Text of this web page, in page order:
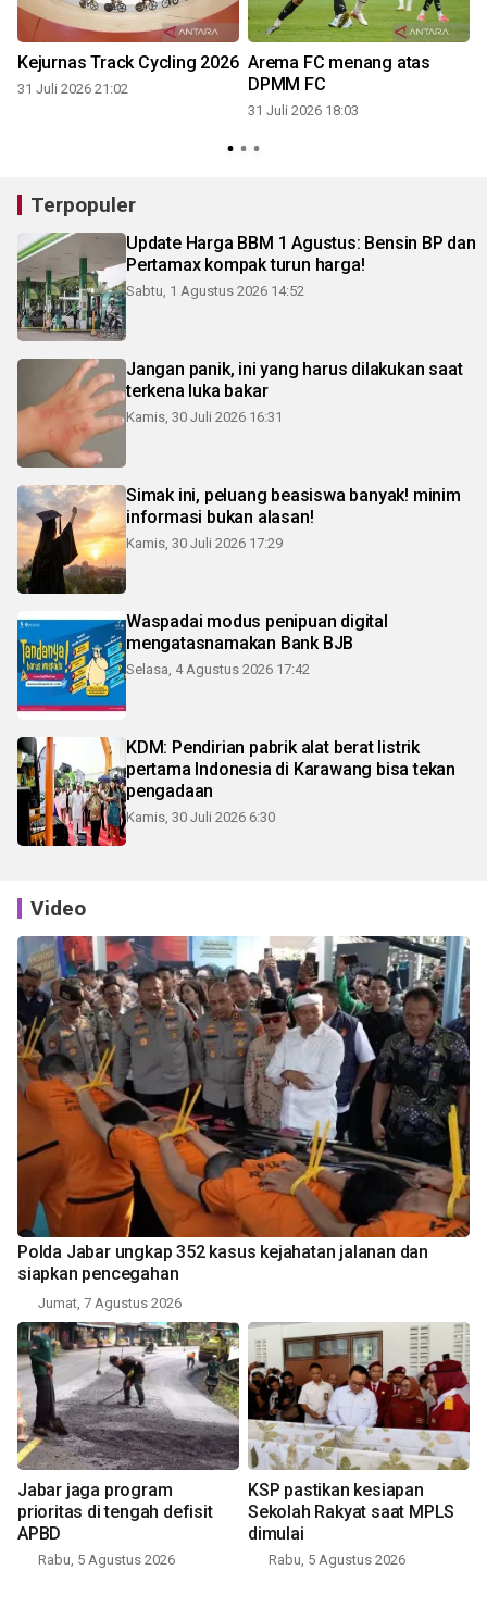
Kejurnas Track Cycling 2026
31 Juli 2026 21:02
Arema FC menang atas
DPMM FC
31 Juli 2026 18:03
Terpopuler
Update Harga BBM 1 Agustus: Bensin BP dan
Pertamax kompak turun harga!
Sabtu, 1 Agustus 2026 14:52
Jangan panik, ini yang harus dilakukan saat
terkena luka bakar
Kamis, 30 Juli 2026 16:31
Simak ini, peluang beasiswa banyak! minim
informasi bukan alasan!
Kamis, 30 Juli 2026 17:29
Waspadai modus penipuan digital
mengatasnamakan Bank BJB
Selasa, 4 Agustus 2026 17:42
KDM: Pendirian pabrik alat berat listrik
pertama Indonesia di Karawang bisa tekan
pengadaan
Kamis, 30 Juli 2026 6:30
Video
Polda Jabar ungkap 352 kasus kejahatan jalanan dan
siapkan pencegahan
Jumat, 7 Agustus 2026
Jabar jaga program
prioritas di tengah defisit
APBD
Rabu, 5 Agustus 2026
KSP pastikan kesiapan
Sekolah Rakyat saat MPLS
dimulai
Rabu, 5 Agustus 2026